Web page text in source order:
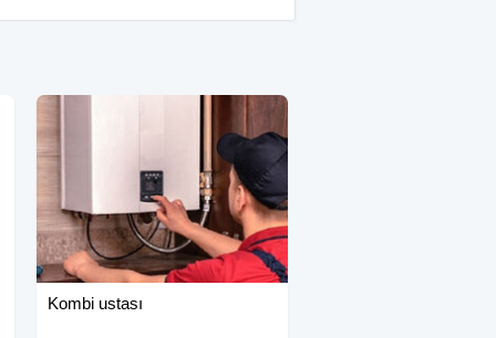
Kombi ustası